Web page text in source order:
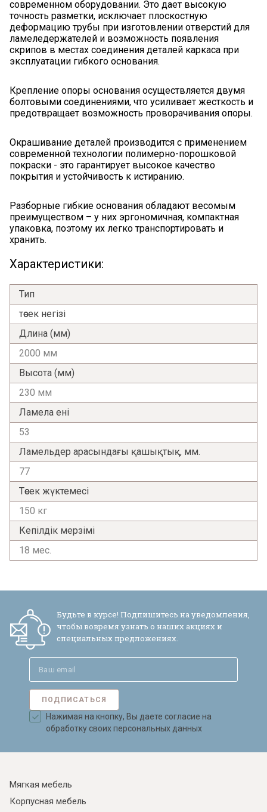
Я ознакомлен сПолитикойв отношении
согласен на их обработку.
современном оборудовании. Это дает высокую
точность разметки, исключает плоскостную
деформацию трубы при изготовлении отверстий для
ламеледержателей и возможность появления
скрипов в местах соединения деталей каркаса при
эксплуатации гибкого основания.
Крепление опоры основания осуществляется двумя
болтовыми соединениями, что усиливает жесткость и
предотвращает возможность проворачивания опоры.
Окрашивание деталей производится с применением
современной технологии полимерно-порошковой
покраски - это гарантирует высокое качество
покрытия и устойчивость к истиранию.
Разборные гибкие основания обладают весомым
преимуществом – у них эргономичная, компактная
упаковка, поэтому их легко транспортировать и
хранить.
Характеристики:
Тип
төсек негізі
Длина (мм)
2000 мм
Высота (мм)
230 мм
Ламела ені
53
Ламельдер арасындағы қашықтық, мм.
77
Төсек жүктемесі
150 кг
Кепілдік мерзімі
18 мес.
Будьте в курсе! Подпишитесь на уведомления,
чтобы вовремя узнать о наших акциях и
специальных предложениях.
ПОДПИСАТЬСЯ
Нажимая на кнопку, Вы даете согласие на
обработку своих персональных данных
Мягкая мебель
Корпусная мебель